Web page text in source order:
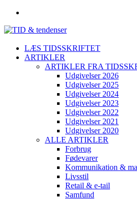
LÆS TIDSSKRIFTET
ARTIKLER
ARTIKLER FRA
Udgivelser 2026
Udgivelser 2025
Udgivelser 2024
Udgivelser 2023
Udgivelser 2022
Udgivelser 2021
Udgivelser 2020
ALLE ARTIKLER
Forbrug
Fødevarer
Kommunikation &
Livsstil
Retail & e-tail
Samfund